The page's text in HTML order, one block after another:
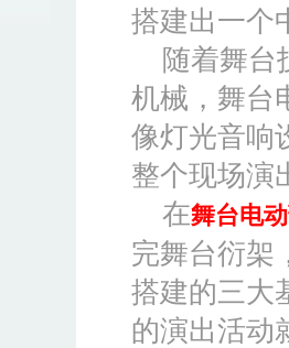
搭建出一个
随着舞台
机械，舞台
像灯光音响
整个现场演
在舞台电
完舞台衍架
搭建的三大
的演出活动